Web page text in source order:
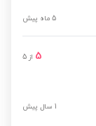
5 ماه پیش
5 از 5
1 سال پیش